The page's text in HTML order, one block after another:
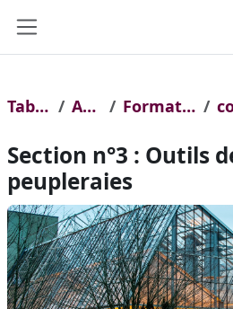
Tableau de bord AgroParisTech Formations continues courtes
Section n°3 : Outils
peupleraies